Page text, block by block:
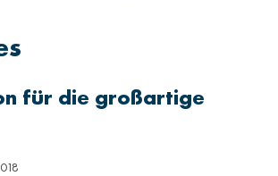
für die großartige